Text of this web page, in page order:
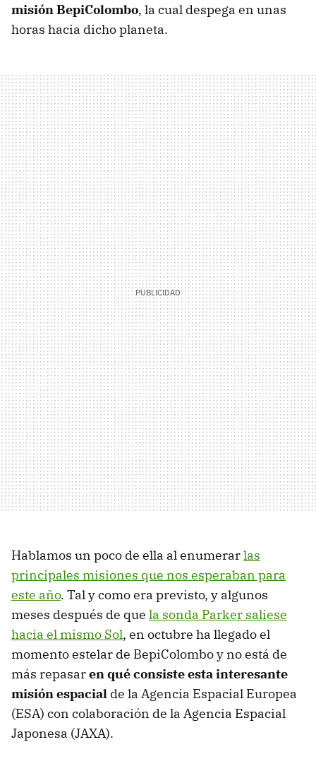
misión BepiColombo, la cual despega en unas
horas hacia dicho planeta.
Hablamos un poco de ella al enumerarlas
principales misiones que nos esperaban para
este año. Tal y como era previsto, y algunos
meses después de que la sonda Parker saliese
hacia el mismo Sol, en octubre ha llegado el
momento estelar de BepiColombo y no está de
más repasaren qué consiste esta interesante
misión espacial de la Agencia Espacial Europea
(ESA) con colaboración de la Agencia Espacial
Japonesa (JAXA).